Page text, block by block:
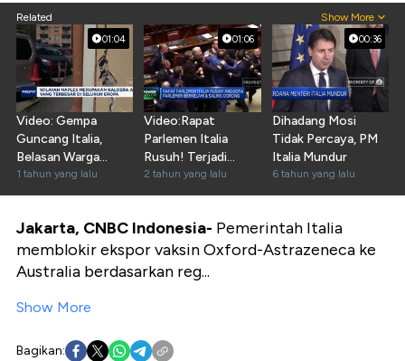
Related Show More
01:04
Video: Gempa
Guncang Italia,
Belasan Warga
Naples Terluka
1 tahun yang lalu
01:06
Video:Rapat
Parlemen Italia
Rusuh! Terjadi
Perkelahian & Saling
Dorong
2 tahun yang lalu
00:36
Dihadang Mosi
Tidak Percaya, PM
Italia Mundur
6 tahun yang lalu
Jakarta, CNBC Indonesia- Pemerintah Italia
memblokir ekspor vaksin Oxford-Astrazeneca ke
Australia berdasarkan reg...
Show More
Bagikan: